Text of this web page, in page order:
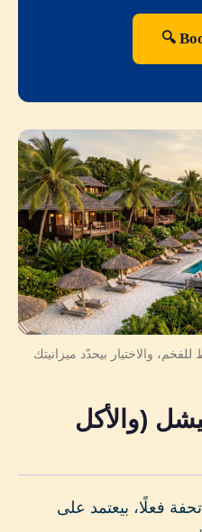
والاختيار بيحدّد ميزانيتك
(والأكل
فعلًا، بيعتمد على